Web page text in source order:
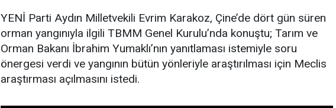
YENİ Parti Aydın Milletvekili Evrim Karakoz, Çine’de dört gün süren
orman yangınıyla ilgili TBMM Genel Kurulu’nda konuştu; Tarım ve
Orman Bakanı İbrahim Yumaklı’nın yanıtlaması istemiyle soru
önergesi verdi ve yangının bütün yönleriyle araştırılması için Meclis
araştırması açılmasını istedi.